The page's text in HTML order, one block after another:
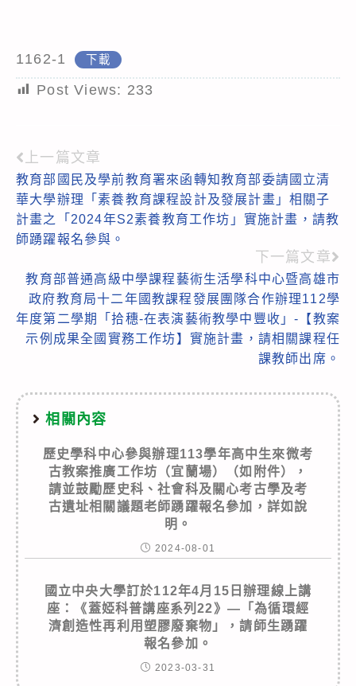
1162-1 下載
Post Views: 233
Read
more
articles
上一篇文章
教育部國民及學前教育署來函轉知教育部委請國立清
華大學辦理「素養教育課程設計及發展計畫」相關子
計畫之「2024年S2素養教育工作坊」實施計畫，請教
師踴躍報名參與。
下一篇文章
教育部普通高級中學課程藝術生活學科中心暨高雄市
政府教育局十二年國教課程發展團隊合作辦理112學
年度第二學期「拾穗-在表演藝術教學中豐收」-【教案
示例成果全國實務工作坊】實施計畫，請相關課程任
課教師出席。
相關內容
歷史學科中心參與辦理113學年高中生來微考
古教案推廣工作坊（宜蘭場）（如附件），
請並鼓勵歷史科、社會科及關心考古學及考
古遺址相關議題老師踴躍報名參加，詳如說
明。
2024-08-01
國立中央大學訂於112年4月15日辦理線上講
座：《蓋婭科普講座系列22》—「為循環經
濟創造性再利用塑膠廢棄物」，請師生踴躍
報名參加。
2023-03-31